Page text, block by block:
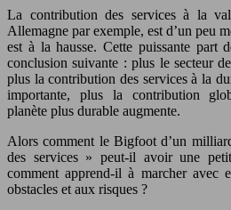
La contribution des services à la
Allemagne par exemple, est d’un peu
est à la hausse. Cette puissante part
conclusion suivante : plus le secteur
plus la contribution des services à la
importante, plus la contribution
planète plus durable augmente.
Alors comment le Bigfoot d’un
des services » peut-il avoir une
comment apprend-il à marcher avec
obstacles et aux risques ?